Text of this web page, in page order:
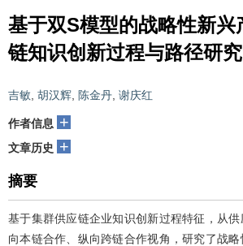
基于双S模型的战略性新兴
链知识创新过程与路径研究
吉敏 胡汉辉 陈金丹 谢庆红
作者信息 +
文章历史 +
摘要
基于集群供应链企业知识创新过程特征，从
向本链合作、纵向跨链合作视角，研究了战